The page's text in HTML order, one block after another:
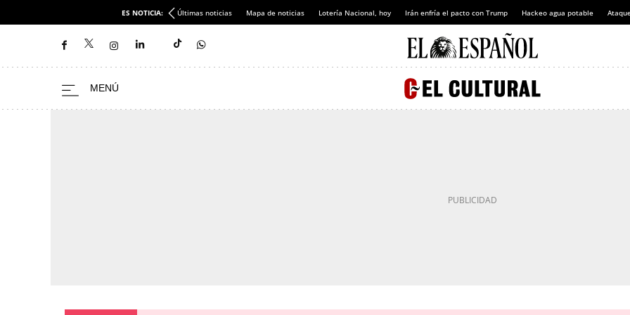
ES NOTICIA: Últimas noticias Mapa de noticias Lotería Nacional, hoy Irán enfría el pacto con Trump Hackeo agua potable